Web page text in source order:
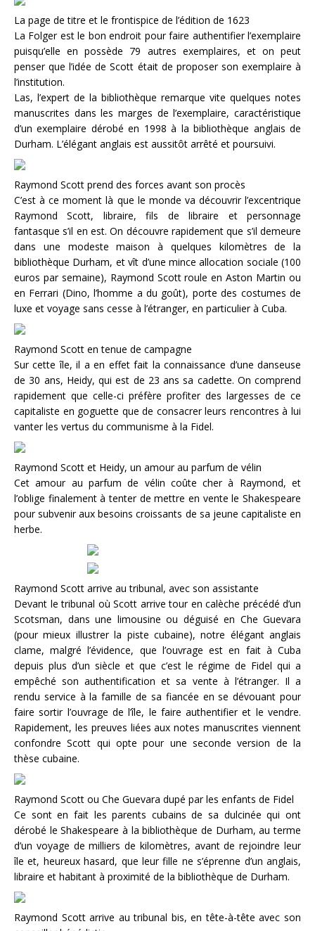
La page de titre et le frontispice de l’édition de 1623
La Folger est le bon endroit pour faire authentifier l’exemplaire
puisqu’elle en possède 79 autres exemplaires, et on peut
penser que l’idée de Scott était de proposer son exemplaire à
l’institution.
Las, l’expert de la bibliothèque remarque vite quelques notes
manuscrites dans les marges de l’exemplaire, caractéristique
d’un exemplaire dérobé en 1998 à la bibliothèque anglais de
Durham. L’élégant anglais est aussitôt arrêté et poursuivi.
Raymond Scott prend des forces avant son procès
C’est à ce moment là que le monde va découvrir l’excentrique
Raymond Scott, libraire, fils de libraire et personnage
fantasque s’il en est. On découvre rapidement que s’il demeure
dans une modeste maison à quelques kilomètres de la
bibliothèque Durham, et vît d’une mince allocation sociale (100
euros par semaine), Raymond Scott roule en Aston Martin ou
en Ferrari (Dino, l’homme a du goût), porte des costumes de
luxe et voyage sans cesse à l’étranger, en particulier à Cuba.
Raymond Scott en tenue de campagne
Sur cette île, il a en effet fait la connaissance d’une danseuse
de 30 ans, Heidy, qui est de 23 ans sa cadette. On comprend
rapidement que celle-ci préfère profiter des largesses de ce
capitaliste en goguette que de consacrer leurs rencontres à lui
vanter les vertus du communisme à la Fidel.
Raymond Scott et Heidy, un amour au parfum de vélin
Cet amour au parfum de vélin coûte cher à Raymond, et
l’oblige finalement à tenter de mettre en vente le Shakespeare
pour subvenir aux besoins croissants de sa jeune capitaliste en
herbe.
Raymond Scott arrive au tribunal, avec son assistante
Devant le tribunal où Scott arrive tour en calèche précédé d’un
Scotsman, dans une limousine ou déguisé en Che Guevara
(pour mieux illustrer la piste cubaine), notre élégant anglais
clame, malgré l’évidence, que l’ouvrage est en fait à Cuba
depuis plus d’un siècle et que c’est le régime de Fidel qui a
empêché son authentification et sa vente à l’étranger. Il a
rendu service à la famille de sa fiancée en se dévouant pour
faire sortir l’ouvrage de l’île, le faire authentifier et le vendre.
Rapidement, les preuves liées aux notes manuscrites viennent
confondre Scott qui opte pour une seconde version de la
thèse cubaine.
Raymond Scott ou Che Guevara dupé par les enfants de Fidel
Ce sont en fait les parents cubains de sa dulcinée qui ont
dérobé le Shakespeare à la bibliothèque de Durham, au terme
d’un voyage de milliers de kilomètres, avant de rejoindre leur
île et, heureux hasard, que leur fille ne s’éprenne d’un anglais,
libraire et habitant à proximité de la bibliothèque de Durham.
Raymond Scott arrive au tribunal bis, en tête-à-tête avec son